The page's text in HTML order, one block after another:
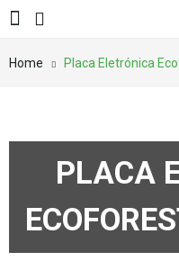
Home Placa Eletrónica
PLACA